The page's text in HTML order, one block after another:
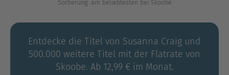
aufzugeben.Sortierung: am beliebtesten bei Skoobe
Entdecke die Titel von Susanna Craig und
500.000 weitere Titel mit der Flatrate von
Skoobe. Ab 12,99 € im Monat.